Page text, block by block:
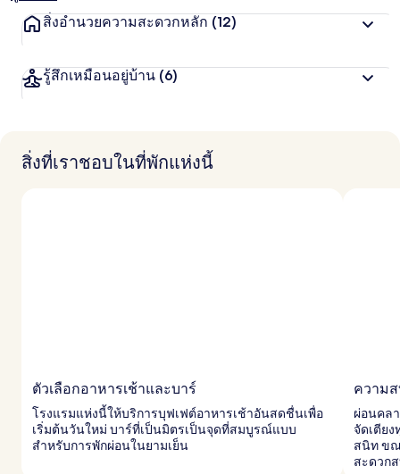
สิ่งอำนวยความสะดวกหลัก (12)
รู้สึกเหมือนอยู่บ้าน (6)
สิ่งที่เราชอบในที่พักแห่งนี้
ตัวเลือกอาหารเช้าและบาร์
โรงแรมแห่งนี้ให้บริการบุฟเฟต์อาหารเช้าอันสดชื่นเพื่อ
เริ่มต้นวันใหม่ บาร์ที่เป็นมิตรเป็นจุดที่สมบูรณ์แบบ
สำหรับการพักผ่อนในยามเย็น
ความ
ผ่อนคล
จัดเตีย
สนิท ข
สะดวก